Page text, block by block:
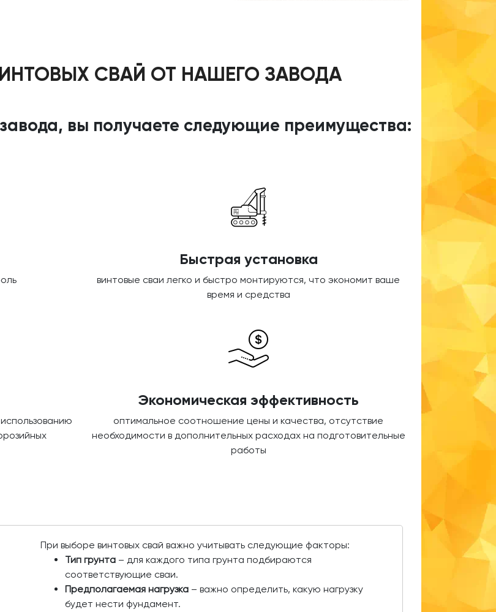
СВАЙ ОТ НАШЕГО ЗАВОДА
вы получаете следующие преимущества:
Быстрая установка
винтовые сваи легко и быстро монтируются, что экономит ваше
время и средства
Экономическая эффективность
оптимальное соотношение цены и качества, отсутствие
необходимости в дополнительных расходах на подготовительные
работы
При выборе винтовых свай важно учитывать следующие факторы:
Тип грунта – для каждого типа грунта подбираются
соответствующие сваи.
Предполагаемая нагрузка – важно определить, какую нагрузку
будет нести фундамент.